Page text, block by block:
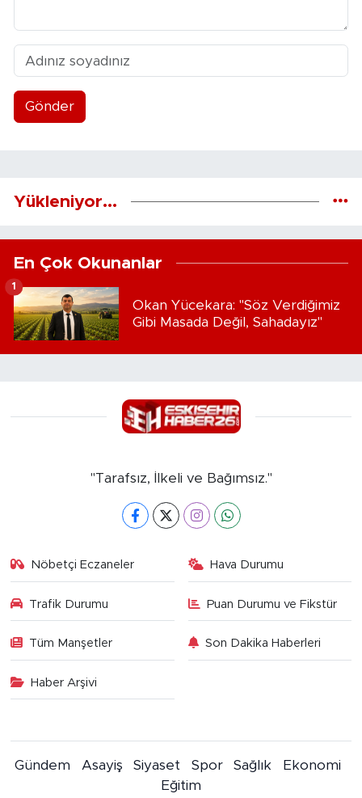
Gönder
Yükleniyor...
En Çok Okunanlar
Okan Yücekara: "Söz Verdiğimiz
Gibi Masada Değil, Sahadayız"
1
"Tarafsız, İlkeli ve Bağımsız."
Nöbetçi Eczaneler Hava Durumu
Trafik Durumu Puan Durumu ve Fikstür
Tüm Manşetler Son Dakika Haberleri
Haber Arşivi
Gündem Asayiş Siyaset Spor Sağlık
Ekonomi
Eğitim